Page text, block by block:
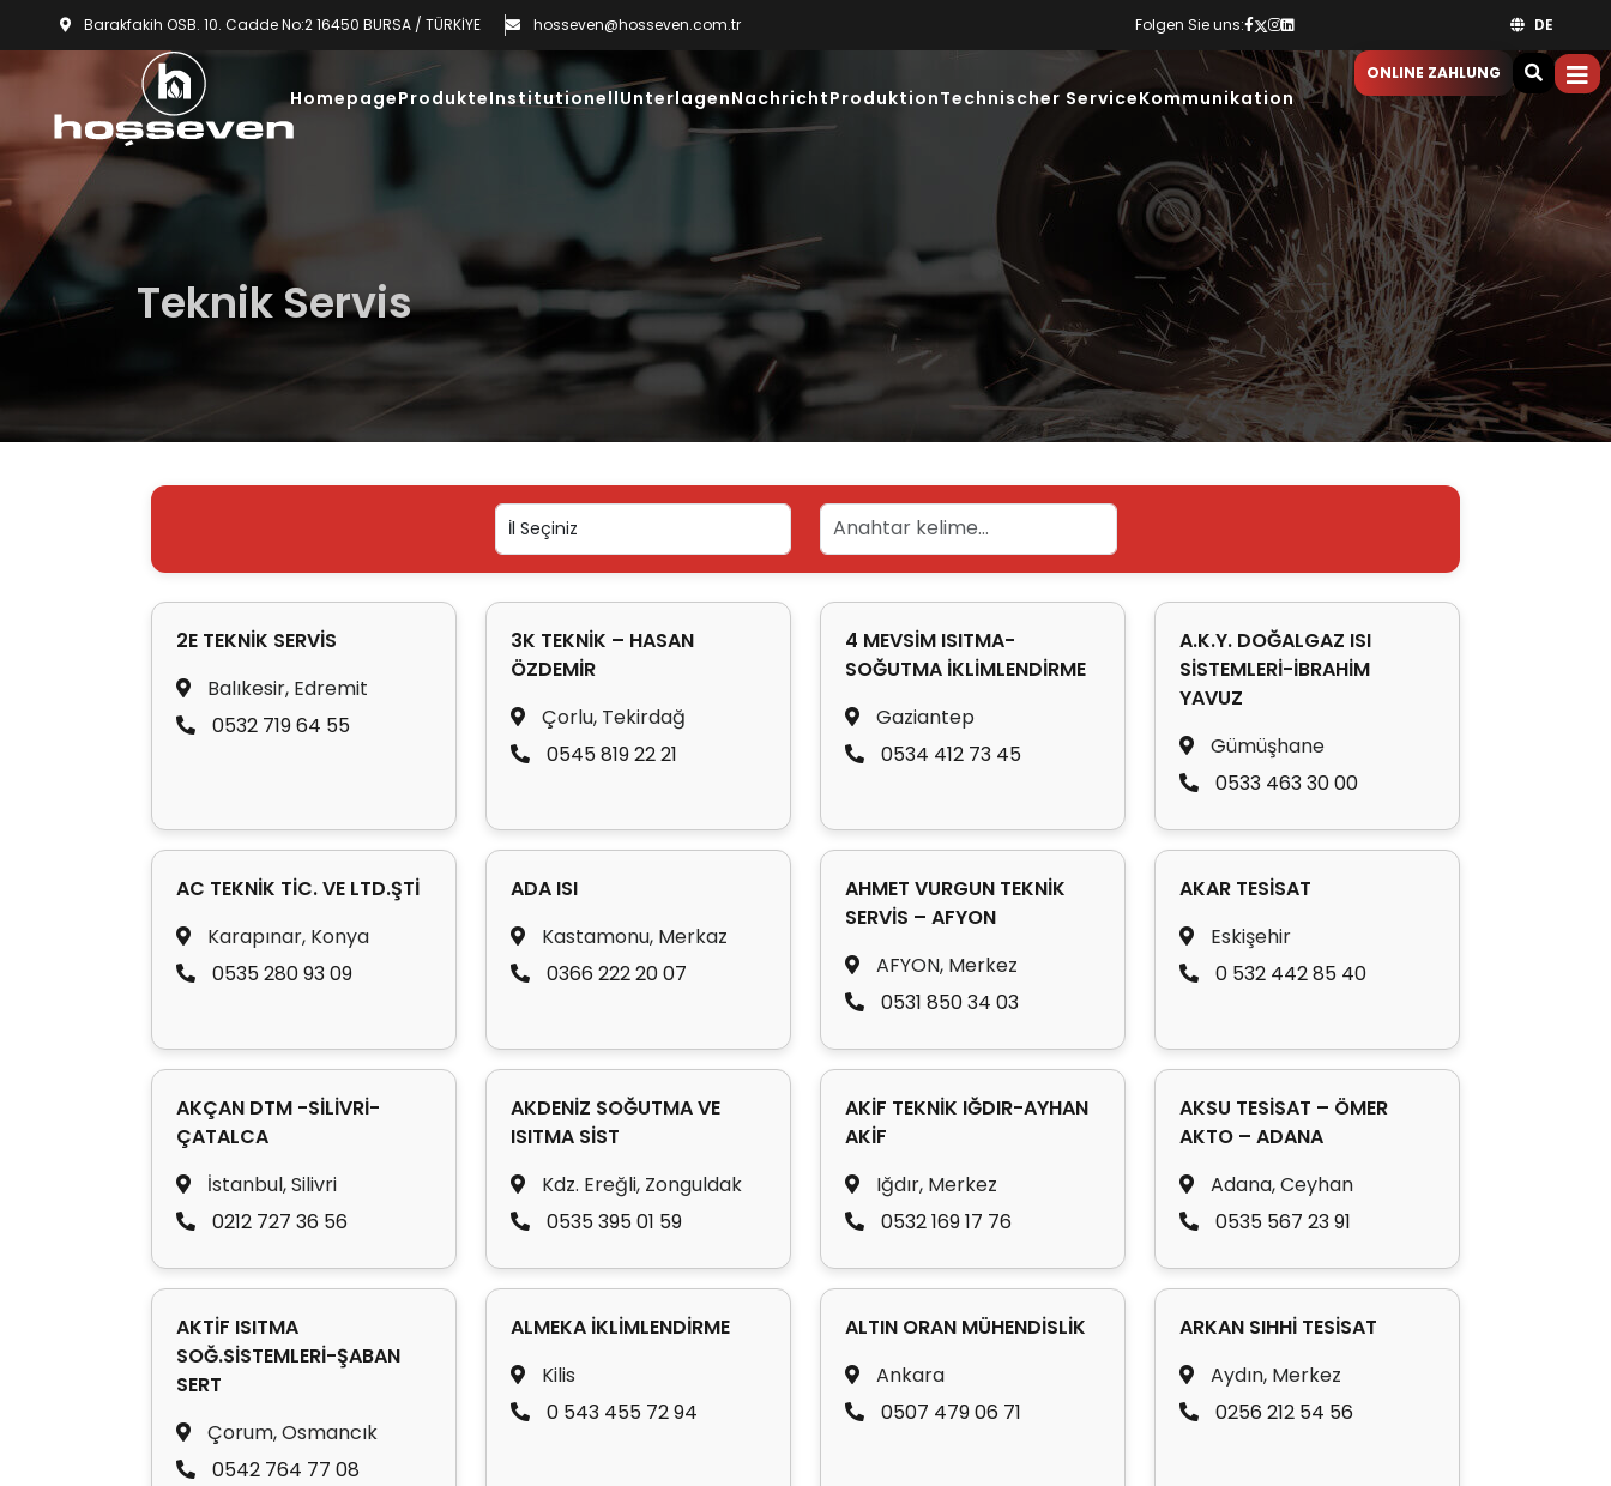
Barakfakih OSB. 10. Cadde No:2 16450 BURSA / TÜRKİYE hosseven@hosseven.com.tr Folgen Sie uns: DE
HomepageProdukteInstitutionellUnterlagenNachrichtProduktionTechnischer ServiceKommunikation
ONLINE ZAHLUNG
Teknik Servis
2E TEKNİK SERVİS
Balıkesir, Edremit
0532 719 64 55
3K TEKNİK – HASAN
ÖZDEMİR
Çorlu, Tekirdağ
0545 819 22 21
4 MEVSİM ISITMA-
SOĞUTMA İKLİMLENDİRME
Gaziantep
0534 412 73 45
A.K.Y. DOĞALGAZ ISI
SİSTEMLERİ-İBRAHİM
YAVUZ
Gümüşhane
0533 463 30 00
AC TEKNİK TİC. VE LTD.ŞTİ
Karapınar, Konya
0535 280 93 09
ADA ISI
Kastamonu, Merkaz
0366 222 20 07
AHMET VURGUN TEKNİK
SERVİS – AFYON
AFYON, Merkez
0531 850 34 03
AKAR TESİSAT
Eskişehir
0 532 442 85 40
AKÇAN DTM -SİLİVRİ-
ÇATALCA
İstanbul, Silivri
0212 727 36 56
AKDENİZ SOĞUTMA VE
ISITMA SİST
Kdz. Ereğli, Zonguldak
0535 395 01 59
AKİF TEKNİK IĞDIR-AYHAN
AKİF
Iğdır, Merkez
0532 169 17 76
AKSU TESİSAT – ÖMER
AKTO – ADANA
Adana, Ceyhan
0535 567 23 91
AKTİF ISITMA
SOĞ.SİSTEMLERİ-ŞABAN
SERT
Çorum, Osmancık
0542 764 77 08
ALMEKA İKLİMLENDİRME
Kilis
0 543 455 72 94
ALTIN ORAN MÜHENDİSLİK
Ankara
0507 479 06 71
ARKAN SIHHİ TESİSAT
Aydın, Merkez
0256 212 54 56